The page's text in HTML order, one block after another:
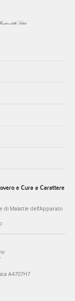
e Cura a Carattere
di Malattie dell’Apparato
A4707H7